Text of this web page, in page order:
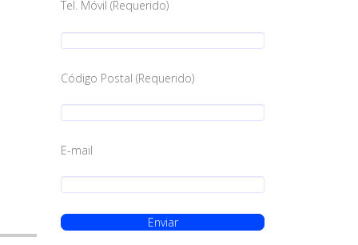
Tel. Móvil (Requerido)
Código Postal (Requerido)
E-mail